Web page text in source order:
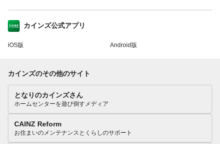
カインズ公式アプリ
iOS版 Android版
カインズのその他のサイト
となりのカインズさん
ホームセンターを遊び倒すメディア
CAINZ Reform
お住まいのメンテナンスとくらしのサポート